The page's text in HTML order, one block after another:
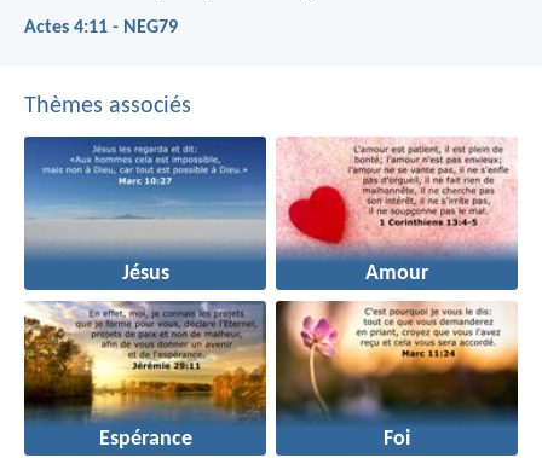
Actes 4:11 - NEG79
Thèmes associés
Jésus Amour
Espérance Foi